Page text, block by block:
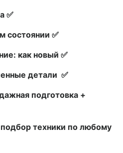
✅
состоянии ✅
как новый ✅
детали ✅
подготовка +
техники по любому